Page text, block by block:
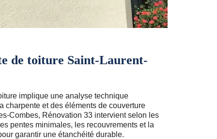
de toiture Saint-Laurent-
implique une analyse technique
charpente et des éléments de couverture
Combes, Rénovation 33 intervient selon les
pentes minimales, les recouvrements et la
garantir une étanchéité durable.